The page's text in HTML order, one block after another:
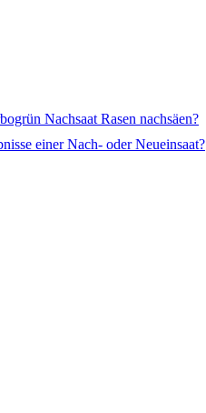
Nachsaat Rasen nachsäen?
einer Nach- oder Neueinsaat?